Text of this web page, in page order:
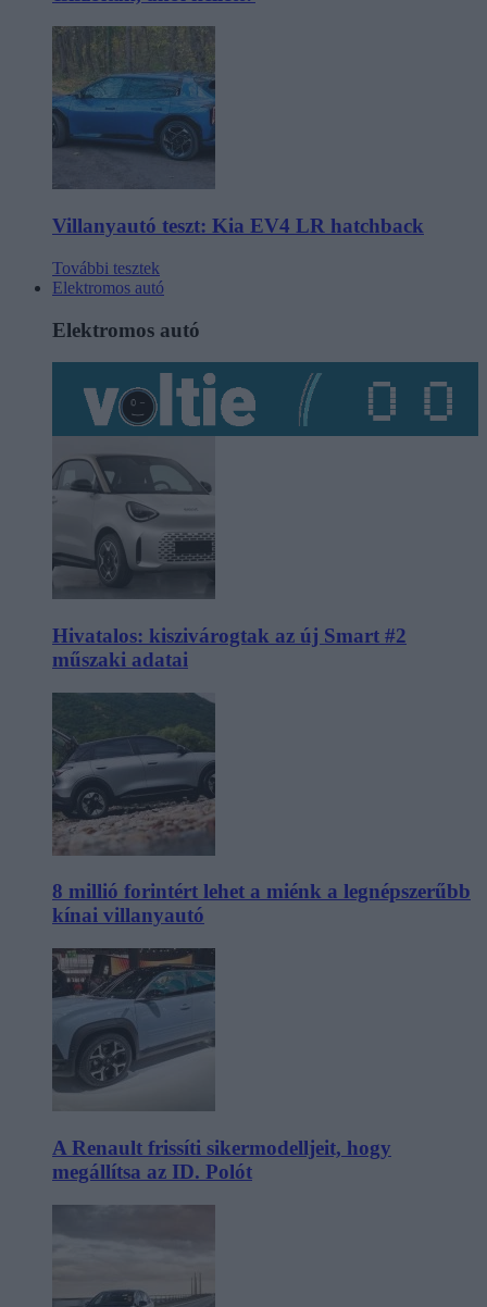
Villanyautó teszt: Kia EV4 LR hatchback
További tesztek
Elektromos autó
Elektromos autó
Hivatalos: kiszivárogtak az új Smart #2
műszaki adatai
8 millió forintért lehet a miénk a legnépszerűbb
kínai villanyautó
A Renault frissíti sikermodelljeit, hogy
megállítsa az ID. Polót